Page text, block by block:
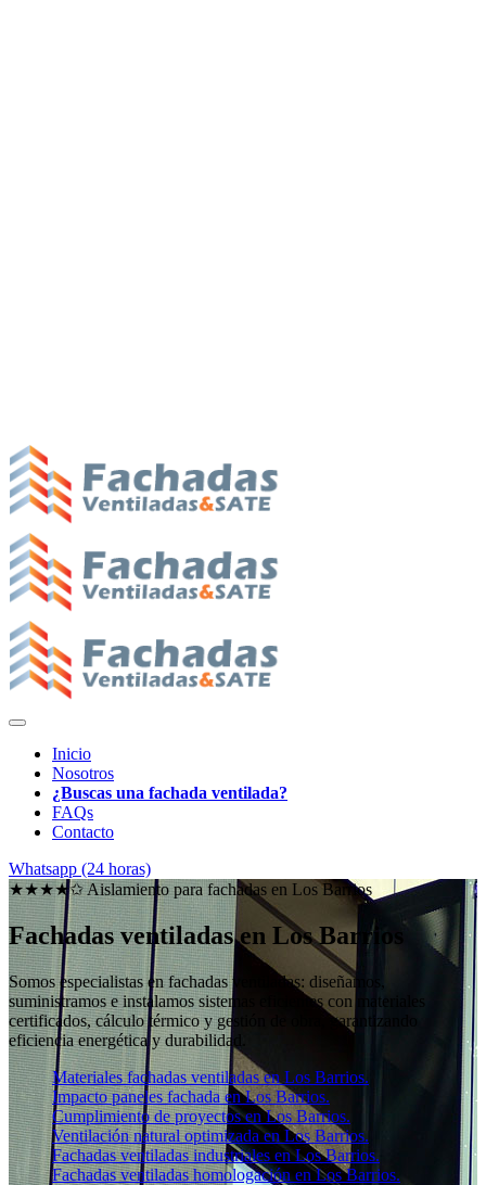
Inicio
Nosotros
¿Buscas una fachada ventilada?
FAQs
Contacto
Whatsapp (24 horas)
★★★★✩ Aislamiento para fachadas en Los Barrios
Fachadas ventiladas en Los Barrios
Somos especialistas en fachadas ventiladas: diseñamos,
suministramos e instalamos sistemas eficientes con materiales
certificados, cálculo térmico y gestión de obra, garantizando
eficiencia energética y durabilidad.
Materiales fachadas ventiladas en Los Barrios.
Impacto paneles fachada en Los Barrios.
Cumplimiento de proyectos en Los Barrios.
Ventilación natural optimizada en Los Barrios.
Fachadas ventiladas industriales en Los Barrios.
Fachadas ventiladas homologación en Los Barrios.